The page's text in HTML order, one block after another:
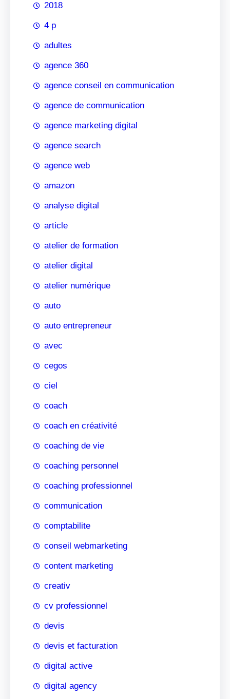
2018
4 p
adultes
agence 360
agence conseil en communication
agence de communication
agence marketing digital
agence search
agence web
amazon
analyse digital
article
atelier de formation
atelier digital
atelier numérique
auto
auto entrepreneur
avec
cegos
ciel
coach
coach en créativité
coaching de vie
coaching personnel
coaching professionnel
communication
comptabilite
conseil webmarketing
content marketing
creativ
cv professionnel
devis
devis et facturation
digital active
digital agency